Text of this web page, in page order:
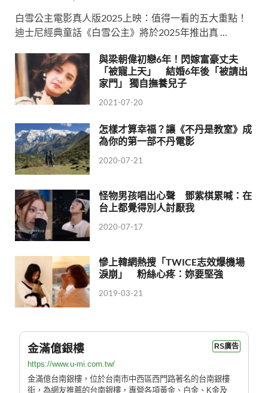
白雪公主電影真人版2025上映：值得一看的五大重點！
迪士尼經典童話《白雪公主》將於2025年推出真 …
與梁朝偉初戀6年！閃嫁富豪丈夫
「被寵上天」 結婚6年後「被請出
家門」 獨自撫養兒子
2021-07-20
怎樣才算幸福？讓《不丹是教室》成
為你的第一部不丹電影
2020-07-21
怪物男孩唱出心聲 鄧紫棋累喊：在
台上都覺得別人討厭我
2020-07-17
慘上韓網熱搜「TWICE志效爆機場
淚崩」 粉絲心疼：妳要堅強
2019-03-21
金滿億銀樓 RS廣告
https://www.u-mi.com.tw/
金滿億台南銀樓，位於台南市中西區西門路著名的台南銀樓
街，為網友推薦的台南銀樓，專營各項黃金、白金、K金及